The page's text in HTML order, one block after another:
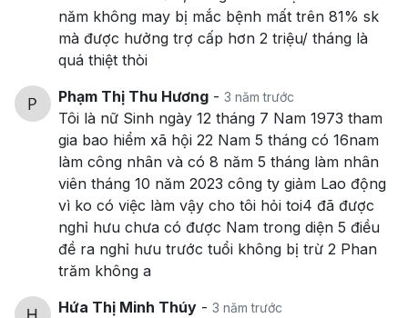
năm không may bị mắc bệnh mất trên 81% sk
mà được hưởng trợ cấp hơn 2 triệu/ tháng là
quá thiệt thòi
Phạm Thị Thu Hương - 3 năm trước
Tôi là nữ Sinh ngày 12 tháng 7 Nam 1973 tham
gia bao hiểm xã hội 22 Nam 5 tháng có 16nam
làm công nhân và có 8 năm 5 tháng làm nhân
viên tháng 10 năm 2023 công ty giảm Lao động
vì ko có việc làm vậy cho tôi hỏi toi4 đã được
nghỉ hưu chưa có được Nam trong diện 5 điều
đề ra nghỉ hưu trước tuổi không bị trừ 2 Phan
trăm không a
Hứa Thị Minh Thúy - 3 năm trước